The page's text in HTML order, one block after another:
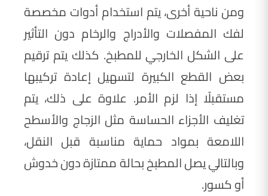
ومن ناحية أخرى، يتم استخدام أدوات مخصصة
لفك المفصلات والأدراج والرخام دون التأثير
على الشكل الخارجي للمطبخ. كذلك يتم ترقيم
بعض القطع الكبيرة لتسهيل إعادة تركيبها
مستقبلًا إذا لزم الأمر. علاوة على ذلك، يتم
تغليف الأجزاء الحساسة مثل الزجاج والأسطح
اللامعة بمواد حماية مناسبة قبل النقل،
وبالتالي يصل المطبخ بحالة ممتازة دون خدوش
أو كسور.